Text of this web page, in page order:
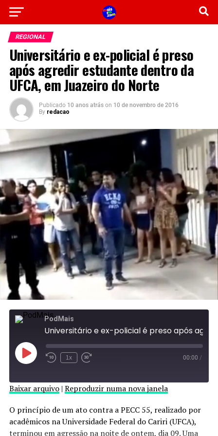
REGIONAL
Universitário e ex-policial é preso
após agredir estudante dentro da
UFCA, em Juazeiro do Norte
Publicado 10 anos atrás on 10 de novembro de 2016
By redacao
PodMais
Reproduzir
episódio
1x 00:00 /
Baixar arquivo| Reproduzir numa nova janela
O princípio de um ato contra a PECC 55, realizado por
acadêmicos na Universidade Federal do Cariri (UFCA),
terminou em agressão na noite de ontem, dia 09. Uma